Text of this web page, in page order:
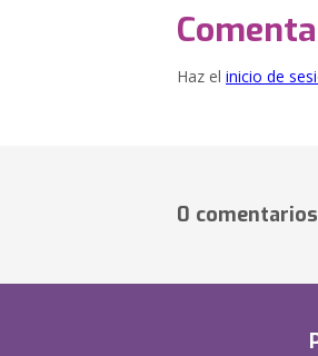
Haz el inicio de
0 comentarios